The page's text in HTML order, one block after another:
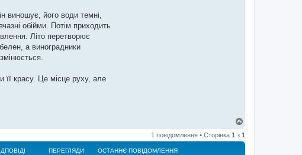
виношує, його води темні,
обійми. Потім приходить
Літо перетворює
а виноградники
її красу. Це місце руху, але
г
о
1 повідомлення • Сторінка 1 з 1
ПЕРЕГЛЯДИ ОСТАННЄ ПОВІДОМЛЕННЯ